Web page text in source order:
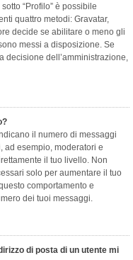
“Profilo” è possibile
quattro metodi: Gravatar,
decide se abilitare o meno gli
messi a disposizione. Se
decisione dell’amministrazione,
il numero di messaggi
ad esempio, moderatori e
il tuo livello. Non
solo per aumentare il tuo
comportamento e
dei tuoi messaggi.
di posta di un utente mi